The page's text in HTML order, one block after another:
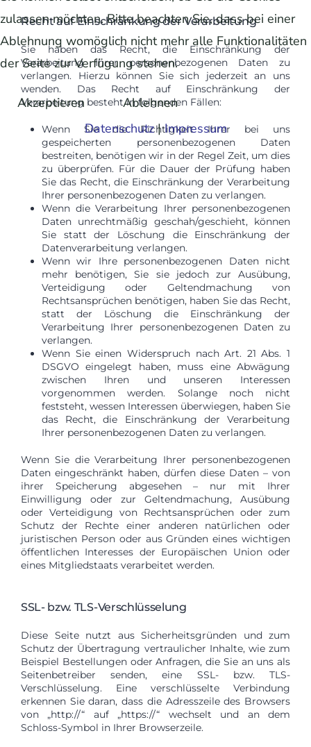
Recht auf Einschränkung der Verarbeitung
Sie haben das Recht, die Einschränkung der
Verarbeitung Ihrer personenbezogenen Daten zu
verlangen. Hierzu können Sie sich jederzeit an uns
wenden. Das Recht auf Einschränkung der
Verarbeitung besteht in folgenden Fällen:
Wenn Sie die Richtigkeit Ihrer bei uns
gespeicherten personenbezogenen Daten
bestreiten, benötigen wir in der Regel Zeit, um dies
zu überprüfen. Für die Dauer der Prüfung haben
Sie das Recht, die Einschränkung der Verarbeitung
Ihrer personenbezogenen Daten zu verlangen.
Wenn die Verarbeitung Ihrer personenbezogenen
Daten unrechtmäßig geschah/geschieht, können
Sie statt der Löschung die Einschränkung der
Datenverarbeitung verlangen.
Wenn wir Ihre personenbezogenen Daten nicht
mehr benötigen, Sie sie jedoch zur Ausübung,
Verteidigung oder Geltendmachung von
Rechtsansprüchen benötigen, haben Sie das Recht,
statt der Löschung die Einschränkung der
Verarbeitung Ihrer personenbezogenen Daten zu
verlangen.
Wenn Sie einen Widerspruch nach Art. 21 Abs. 1
DSGVO eingelegt haben, muss eine Abwägung
zwischen Ihren und unseren Interessen
vorgenommen werden. Solange noch nicht
feststeht, wessen Interessen überwiegen, haben Sie
das Recht, die Einschränkung der Verarbeitung
Ihrer personenbezogenen Daten zu verlangen.
Wenn Sie die Verarbeitung Ihrer personenbezogenen
Daten eingeschränkt haben, dürfen diese Daten – von
ihrer Speicherung abgesehen – nur mit Ihrer
Einwilligung oder zur Geltendmachung, Ausübung
oder Verteidigung von Rechtsansprüchen oder zum
Schutz der Rechte einer anderen natürlichen oder
juristischen Person oder aus Gründen eines wichtigen
öffentlichen Interesses der Europäischen Union oder
eines Mitgliedstaats verarbeitet werden.
SSL- bzw. TLS-Verschlüsselung
Diese Seite nutzt aus Sicherheitsgründen und zum
Schutz der Übertragung vertraulicher Inhalte, wie zum
Beispiel Bestellungen oder Anfragen, die Sie an uns als
Seitenbetreiber senden, eine SSL- bzw. TLS-
Verschlüsselung. Eine verschlüsselte Verbindung
erkennen Sie daran, dass die Adresszeile des Browsers
von „http://“ auf „https://“ wechselt und an dem
Schloss-Symbol in Ihrer Browserzeile.
zulassen möchten. Bitte beachten Sie, dass bei einer
Ablehnung womöglich nicht mehr alle Funktionalitäten
der Seite zur Verfügung stehen.
Akzeptieren
Ablehnen
Datenschutz|Impressum